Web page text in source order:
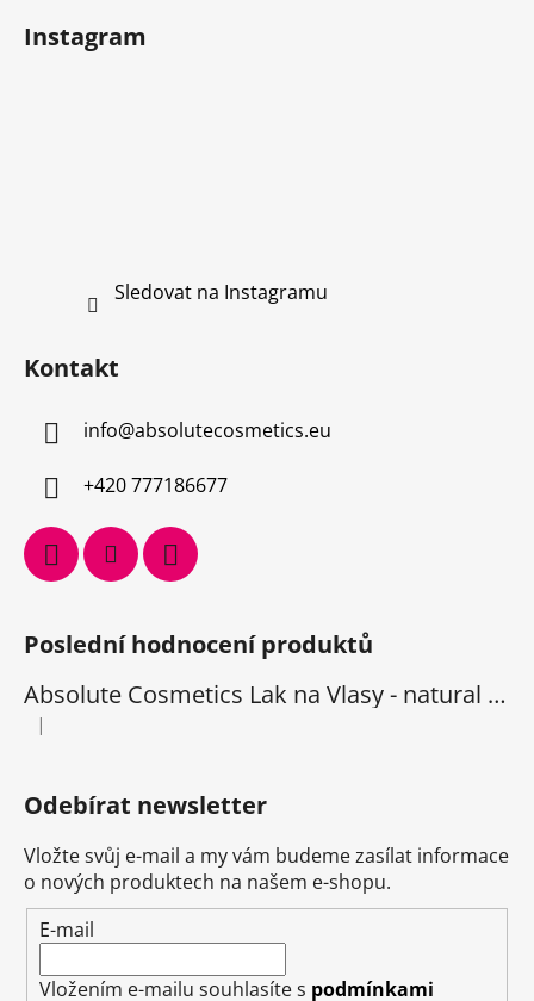
Instagram
Sledovat na Instagramu
Kontakt
info@absolutecosmetics.eu
+420 777186677
Poslední hodnocení produktů
Absolute Cosmetics Lak na Vlasy - natural 1000 ml
Hodnocení produktu je 5 z 5 hvězdiček.
|
Odebírat newsletter
Vložte svůj e-mail a my vám budeme zasílat informace
o nových produktech na našem e-shopu.
E-mail
Vložením e-mailu souhlasíte s podmínkami